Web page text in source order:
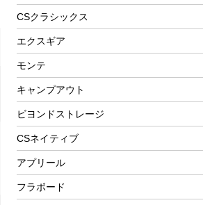
トレー
ランチョンマット
ランチボックス
ピクニックセット
エアーポンプ
ウィンター
防寒ウェア
ツール&アクセサリー
トレッキング
トレッキングステッキ
トレッキングアクセサリー
プレイグッズ
CSクラシックス
エクスギア
モンテ
キャンプアウト
ビヨンドストレージ
CSネイティブ
アプリール
フラボード